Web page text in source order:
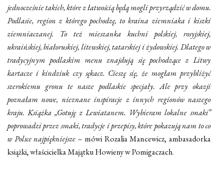
jednocześnie takich, które z łatwością będą mogli przyrządzić w domu.
Podlasie, region z którego pochodzę, to kraina ziemniaka i kiszki
ziemniaczanej. To też mieszanka kuchni polskiej, rosyjskiej,
ukraińskiej, białoruskiej, litewskiej, tatarskiej i żydowskiej. Dlatego w
tradycyjnym podlaskim menu znajdują się pochodzące z Litwy
kartacze i kindziuk czy sękacz. Cieszę się, że mogłam przybliżyć
szerokiemu gronu te nasze podlaskie specjały. Ale przy okazji
poznałam nowe, nieznane inspiracje z innych regionów naszego
kraju. Książka „Gotuję z Lewiatanem. Wybieram lokalne smaki”
poprowadzi przez smaki, tradycje i przepisy, które pokazują nam to co
w Polsce najpiękniejsze– mówi Rozalia Mancewicz, ambasadorka
książki, właścicielka Majątku Howieny w Pomigaczach.